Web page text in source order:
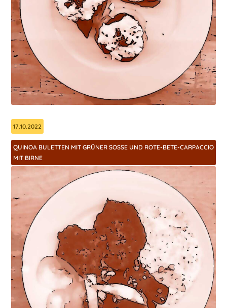
17.10.2022
QUINOA BULETTEN MIT GRÜNER SOSSE UND ROTE-BETE-CARPACCIO M
IT BIRNE